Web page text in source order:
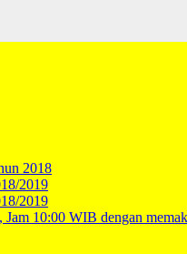
2019
2019
10:00 WIB dengan